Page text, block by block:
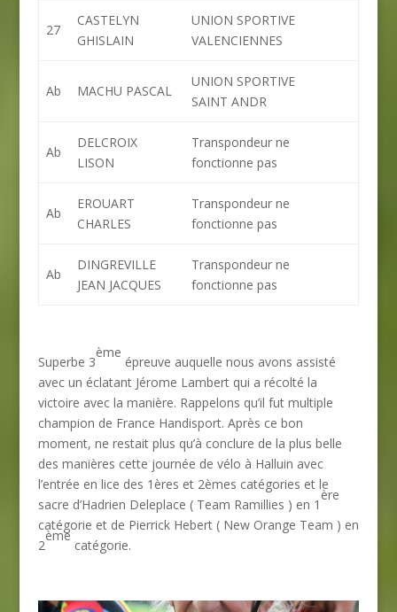
27
CASTELYN
GHISLAIN
UNION SPORTIVE
VALENCIENNES
Ab MACHU PASCAL
UNION SPORTIVE
SAINT ANDR
Ab
DELCROIX
LISON
Transpondeur ne
fonctionne pas
Ab
EROUART
CHARLES
Transpondeur ne
fonctionne pas
Ab
DINGREVILLE
JEAN JACQUES
Transpondeur ne
fonctionne pas
Superbe 3
ème
épreuve auquelle nous avons assisté
avec un éclatant Jérome Lambert qui a récolté la
victoire avec la manière. Rappelons qu’il fut multiple
champion de France Handisport. Après ce bon
moment, ne restait plus qu’à conclure de la plus belle
des manières cette journée de vélo à Halluin avec
l’entrée en lice des 1ères et 2èmes catégories et le
sacre d’Hadrien Deleplace ( Team Ramillies ) en 1
ère
catégorie et de Pierrick Hebert ( New Orange Team ) en
2
ème
catégorie.